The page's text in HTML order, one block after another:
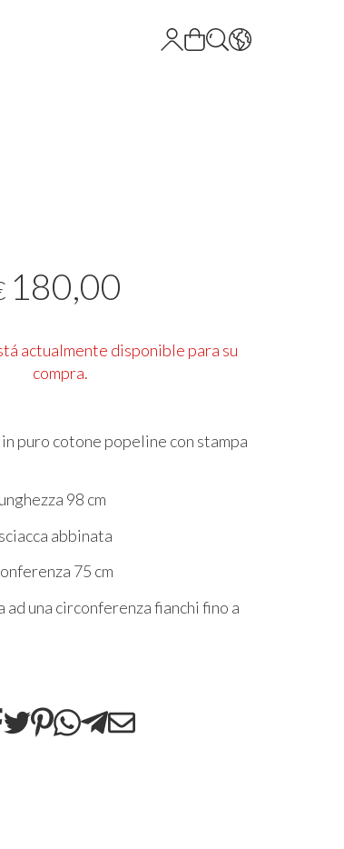
180,00
actualmente disponible para su
compra.
puro cotone popeline con stampa
98 cm
abbinata
75 cm
una circonferenza fianchi fino a